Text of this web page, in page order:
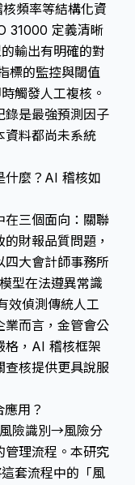
頻率等結構化資
31000 定義清晰
輸出有明確的對
標的監控與閾值
觸發人工複核。
錄是最強預測因子
料都尚未系統
什麼？AI 稽核如
在三個面向：關聯
財報品質問題，
四大會計師事務所
型在法遵異常識
效偵測傳統人工
業而言，金管會公
格，AI 稽核框架
查核提供更具說服
用？
險識別→風險分
理流程。本研究
套流程中的「風